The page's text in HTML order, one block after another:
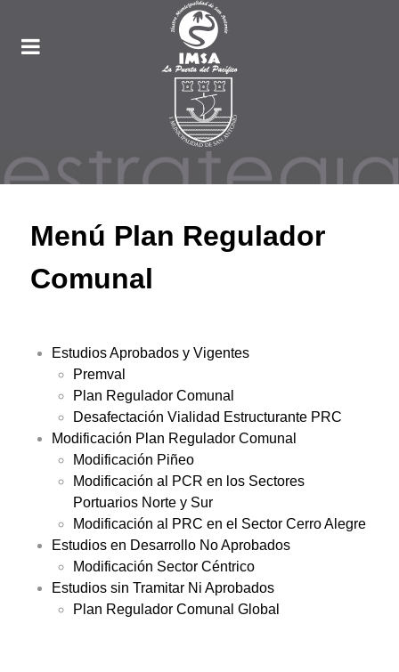
Menú Plan Regulador
Comunal
Estudios Aprobados y Vigentes
Premval
Plan Regulador Comunal
Desafectación Vialidad Estructurante PRC
Modificación Plan Regulador Comunal
Modificación Piñeo
Modificación al PCR en los Sectores
Portuarios Norte y Sur
Modificación al PRC en el Sector Cerro Alegre
Estudios en Desarrollo No Aprobados
Modificación Sector Céntrico
Estudios sin Tramitar Ni Aprobados
Plan Regulador Comunal Global